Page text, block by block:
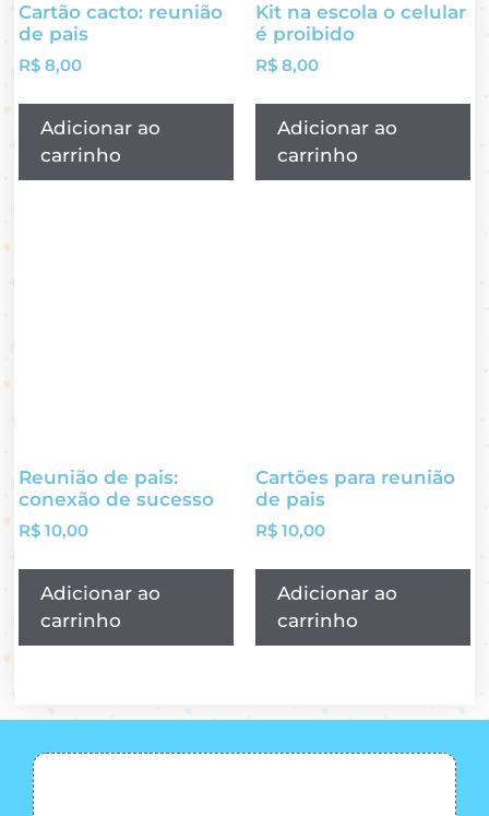
Cartão cacto: reunião
de pais
R$ 8,00
Adicionar ao
carrinho
Kit na escola o celular
é proibido
R$ 8,00
Adicionar ao
carrinho
Reunião de pais:
conexão de sucesso
R$ 10,00
Adicionar ao
carrinho
Cartões para reunião
de pais
R$ 10,00
Adicionar ao
carrinho